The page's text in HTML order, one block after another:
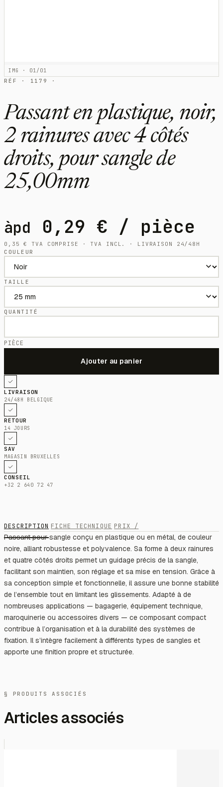
IMG · 01/01
RÉF · 1179 ·
Passant en plastique, noir,
2 rainures avec 4 côtés
droits, pour sangle de
25,00mm
àpd 0,29 € / pièce
0,35€
TVA COMPRISE · TVA INCL. · LIVRAISON 24/48H
COULEUR
TAILLE
QUANTITÉ
PIÈCE
LIVRAISON
24/48H BELGIQUE
RETOUR
14 JOURS
SAV
MAGASIN BRUXELLES
CONSEIL
+32 2 640 72 47
DESCRIPTION FICHE TECHNIQUE PRIX /
Passant pour sangle conçu en plastique ou en métal, de couleur
noire, alliant robustesse et polyvalence. Sa forme à deux rainures
et quatre côtés droits permet un guidage précis de la sangle,
facilitant son maintien, son réglage et sa mise en tension. Grâce à
sa conception simple et fonctionnelle, il assure une bonne stabilité
de l’ensemble tout en limitant les glissements. Adapté à de
nombreuses applications — bagagerie, équipement technique,
maroquinerie ou accessoires divers — ce composant compact
contribue à l’organisation et à la durabilité des systèmes de
fixation. Il s’intègre facilement à différents types de sangles et
apporte une finition propre et structurée.
§ PRODUITS ASSOCIÉS
Articles associés